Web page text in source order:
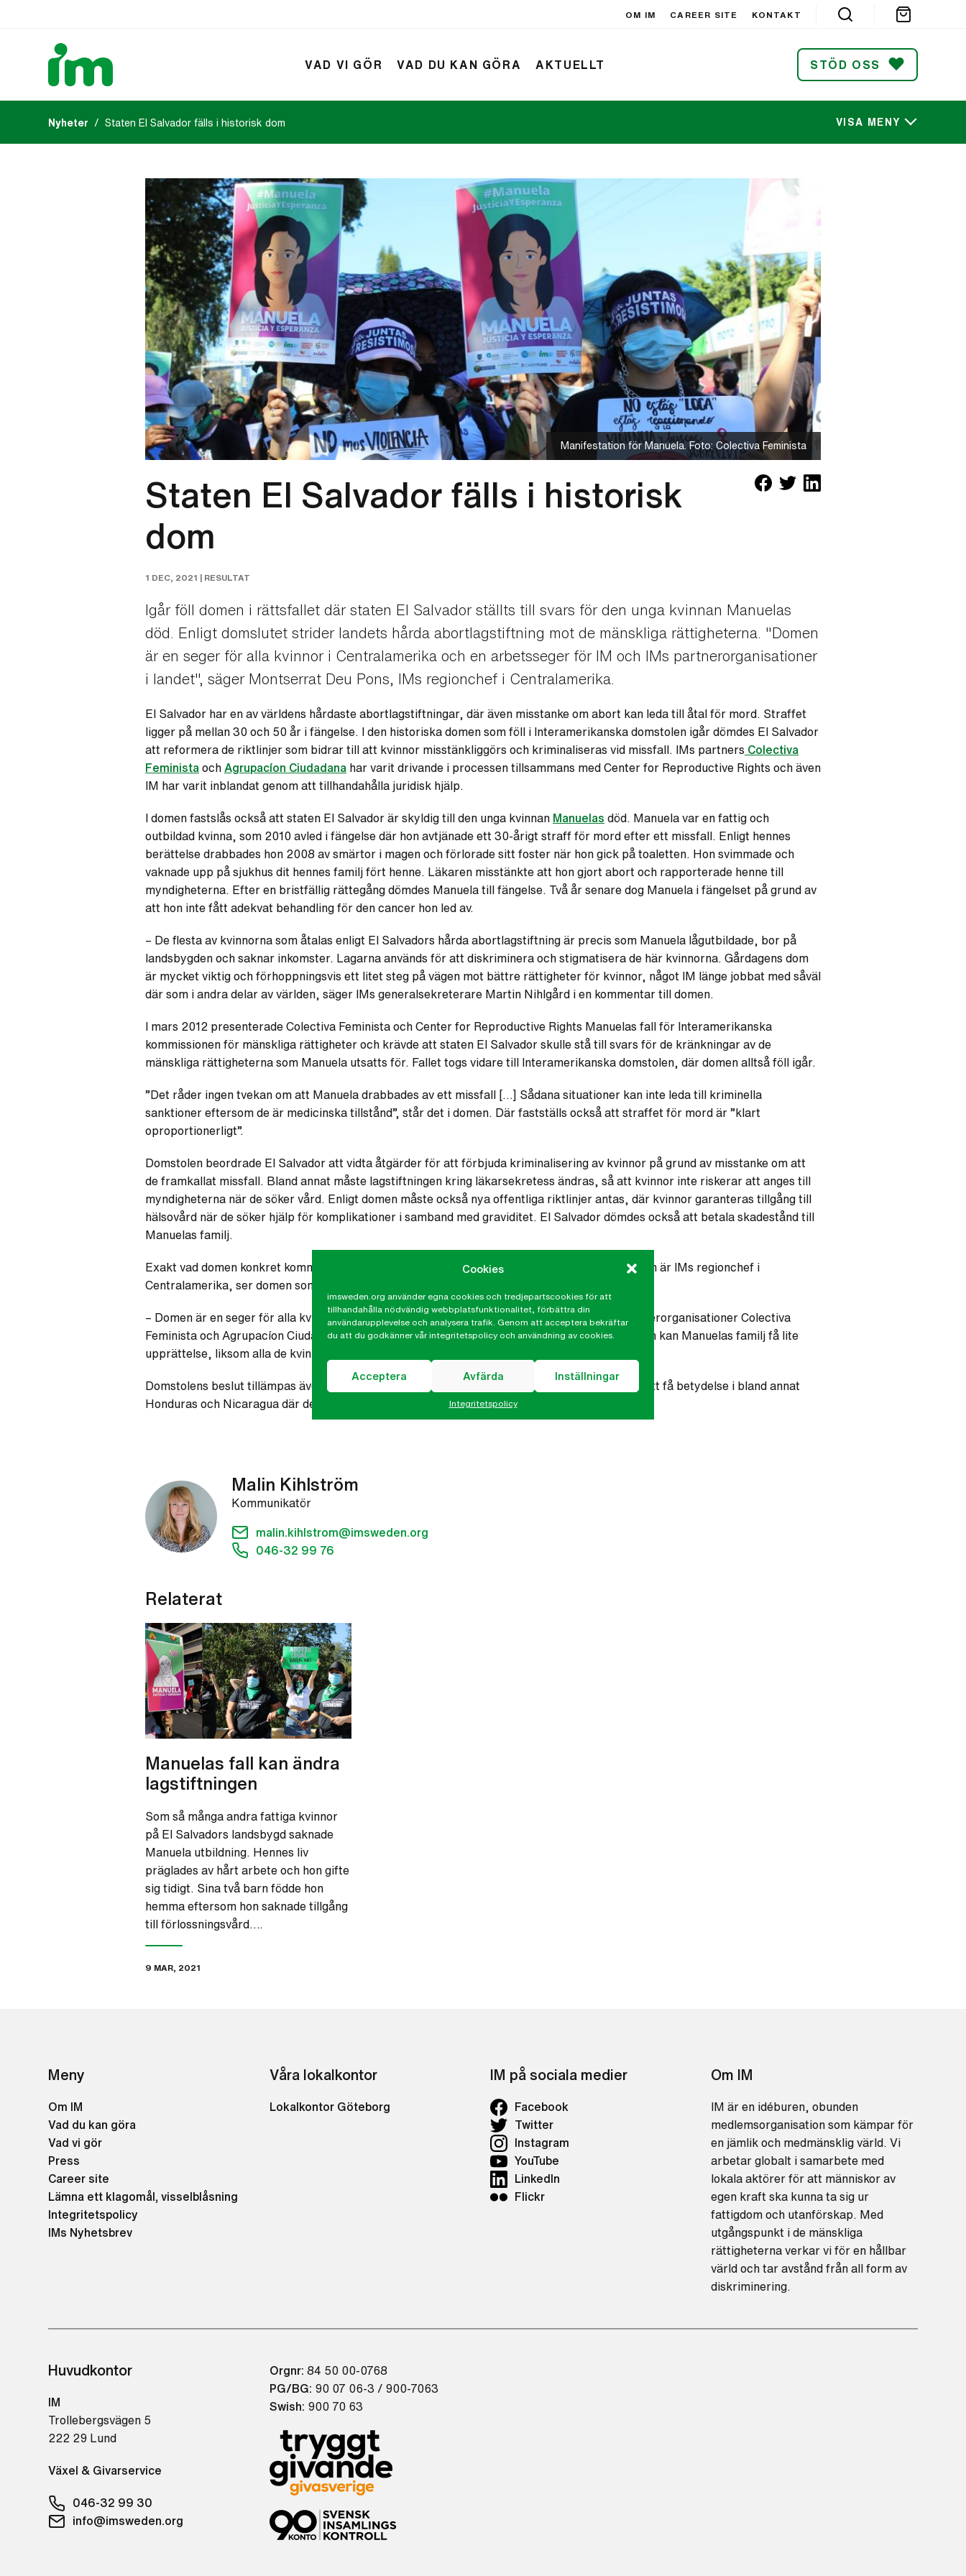
Cookies
imsweden.org använder egna cookies och tredjepartscookies för att
tillhandahålla nödvändig webbplatsfunktionalitet, förbättra din
användarupplevelse och analysera trafik. Genom att acceptera bekräftar
du att du godkänner vår integritetspolicy och användning av cookies.
Acceptera Avfärda Inställningar
Integritetspolicy
OM IM CAREER SITE KONTAKT
VAD VI GÖR VAD DU KAN GÖRA AKTUELLT STÖD OSS
SÖK
Nyheter Staten El Salvador fälls i historisk dom VISA MENY
Manifestation för Manuela. Foto: Colectiva Feminista
Staten El Salvador fälls i historisk
dom
1 DEC, 2021 | RESULTAT
Igår föll domen i rättsfallet där staten El Salvador ställts till svars för den unga kvinnan Manuelas
död. Enligt domslutet strider landets hårda abortlagstiftning mot de mänskliga rättigheterna. "Domen
är en seger för alla kvinnor i Centralamerika och en arbetsseger för IM och IMs partnerorganisationer
i landet", säger Montserrat Deu Pons, IMs regionchef i Centralamerika.
El Salvador har en av världens hårdaste abortlagstiftningar, där även misstanke om abort kan leda till åtal för mord. Straffet
ligger på mellan 30 och 50 år i fängelse. I den historiska domen som föll i Interamerikanska domstolen igår dömdes El Salvador
att reformera de riktlinjer som bidrar till att kvinnor misstänkliggörs och kriminaliseras vid missfall. IMs partners Colectiva
Feminista och Agrupacíon Ciudadana har varit drivande i processen tillsammans med Center for Reproductive Rights och även
IM har varit inblandat genom att tillhandahålla juridisk hjälp.
I domen fastslås också att staten El Salvador är skyldig till den unga kvinnan Manuelas död. Manuela var en fattig och
outbildad kvinna, som 2010 avled i fängelse där hon avtjänade ett 30-årigt straff för mord efter ett missfall. Enligt hennes
berättelse drabbades hon 2008 av smärtor i magen och förlorade sitt foster när hon gick på toaletten. Hon svimmade och
vaknade upp på sjukhus dit hennes familj fört henne. Läkaren misstänkte att hon gjort abort och rapporterade henne till
myndigheterna. Efter en bristfällig rättegång dömdes Manuela till fängelse. Två år senare dog Manuela i fängelset på grund av
att hon inte fått adekvat behandling för den cancer hon led av.
– De flesta av kvinnorna som åtalas enligt El Salvadors hårda abortlagstiftning är precis som Manuela lågutbildade, bor på
landsbygden och saknar inkomster. Lagarna används för att diskriminera och stigmatisera de här kvinnorna. Gårdagens dom
är mycket viktig och förhoppningsvis ett litet steg på vägen mot bättre rättigheter för kvinnor, något IM länge jobbat med såväl
där som i andra delar av världen, säger IMs generalsekreterare Martin Nihlgård i en kommentar till domen.
I mars 2012 presenterade Colectiva Feminista och Center for Reproductive Rights Manuelas fall för Interamerikanska
kommissionen för mänskliga rättigheter och krävde att staten El Salvador skulle stå till svars för de kränkningar av de
mänskliga rättigheterna som Manuela utsatts för. Fallet togs vidare till Interamerikanska domstolen, där domen alltså föll igår.
”Det råder ingen tvekan om att Manuela drabbades av ett missfall […] Sådana situationer kan inte leda till kriminella
sanktioner eftersom de är medicinska tillstånd”, står det i domen. Där fastställs också att straffet för mord är ”klart
oproportionerligt”.
Domstolen beordrade El Salvador att vidta åtgärder för att förbjuda kriminalisering av kvinnor på grund av misstanke om att
de framkallat missfall. Bland annat måste lagstiftningen kring läkarsekretess ändras, så att kvinnor inte riskerar att anges till
myndigheterna när de söker vård. Enligt domen måste också nya offentliga riktlinjer antas, där kvinnor garanteras tillgång till
hälsovård när de söker hjälp för komplikationer i samband med graviditet. El Salvador dömdes också att betala skadestånd till
Manuelas familj.
Exakt vad domen konkret kommer att leda till är i nuläget oklart, men Montserrat Deu Pons som är IMs regionchef i
Centralamerika, ser domen som ett bevis på att det kommer att ske förändring:
– Domen är en seger för alla kvinnor i Centralamerika och en arbetsseger för IM och IMs partnerorganisationer Colectiva
Feminista och Agrupacíon Ciudadana som har drivit det här fallet ända sedan 2012. Och äntligen kan Manuelas familj få lite
upprättelse, liksom alla de kvinnor som drabbats av dessa kvinnofientliga lagar.
Domstolens beslut tillämpas även i Latinamerika och Karibien, vilket gör att utslaget kommer att få betydelse i bland annat
Honduras och Nicaragua där det också råder totalförbud för abort i dagsläget.
Malin Kihlström
Kommunikatör
malin.kihlstrom@imsweden.org
046-32 99 76
Relaterat
Manuelas fall kan ändra
lagstiftningen
Som så många andra fattiga kvinnor
på El Salvadors landsbygd saknade
Manuela utbildning. Hennes liv
präglades av hårt arbete och hon gifte
sig tidigt. Sina två barn födde hon
hemma eftersom hon saknade tillgång
till förlossningsvård….
9 MAR, 2021
Meny
Om IM
Vad du kan göra
Vad vi gör
Press
Career site
Lämna ett klagomål, visselblåsning
Integritetspolicy
IMs Nyhetsbrev
Våra lokalkontor
Lokalkontor Göteborg
IM på sociala medier
Facebook
Twitter
Instagram
YouTube
LinkedIn
Flickr
Om IM
IM är en idéburen, obunden
medlemsorganisation som kämpar för
en jämlik och medmänsklig värld. Vi
arbetar globalt i samarbete med
lokala aktörer för att människor av
egen kraft ska kunna ta sig ur
fattigdom och utanförskap. Med
utgångspunkt i de mänskliga
rättigheterna verkar vi för en hållbar
värld och tar avstånd från all form av
diskriminering.
Huvudkontor
IM
Trollebergsvägen 5
222 29 Lund
Växel & Givarservice
046-32 99 30
info@imsweden.org
Orgnr: 84 50 00-0768
PG/BG: 90 07 06-3 / 900-7063
Swish: 900 70 63